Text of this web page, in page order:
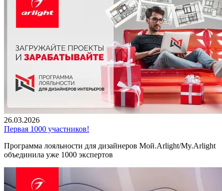
26.03.2026
Первая 1000 участников!
Программа лояльности для дизайнеров Мой.Arlight/My.Arlight
объединила уже 1000 экспертов